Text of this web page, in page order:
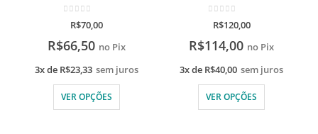
de 5
R$70,00
R$66,50 no Pix
3x de R$23,33 sem juros
VER OPÇÕES
de 5
R$120,00
R$114,00 no Pix
3x de R$40,00 sem juros
VER OPÇÕES